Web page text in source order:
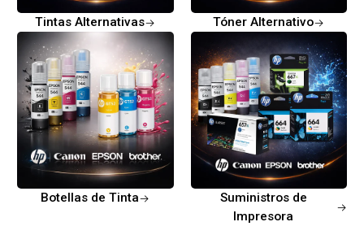
Tintas Alternativas Tóner Alternativo
Botellas de Tinta
Suministros de
Impresora